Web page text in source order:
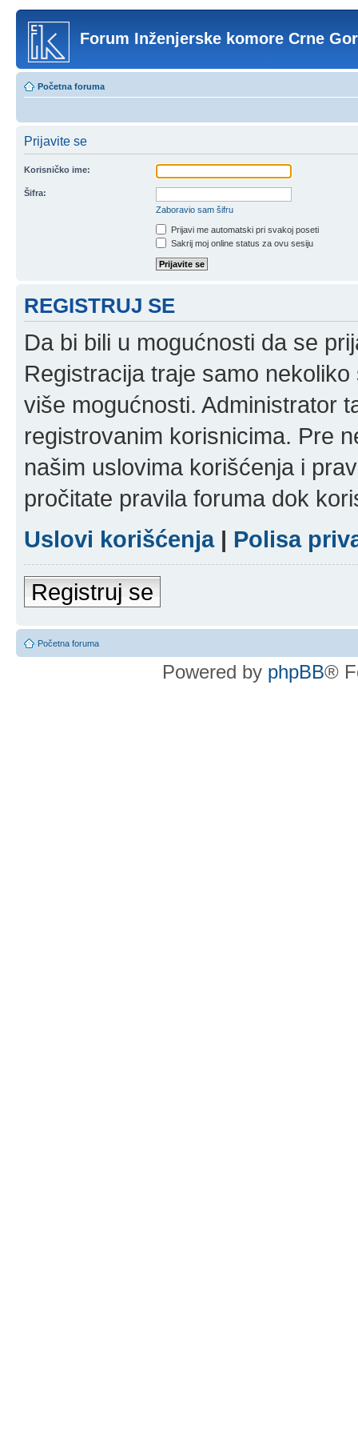
Forum Inženjerske komore Crne
Početna foruma
Prijavite se
Korisničko ime:
Šifra:
Zaboravio sam šifru
Prijavi me automatski pri svakoj poseti
Sakrij moj online status za ovu sesiju
REGISTRUJ SE
Da bi bili u mogućnosti da se
Registracija traje samo
više mogućnosti. Administrator
registrovanim korisnicima. Pre
našim uslovima korišćenja i
pročitate pravila foruma dok
Uslovi korišćenja| Polisa
Registruj se
Početna foruma
Powered by phpBB®